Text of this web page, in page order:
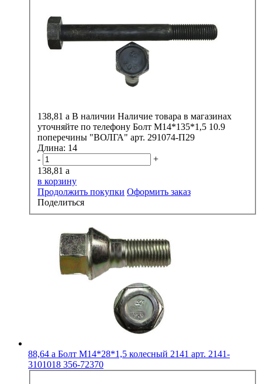
138,81 a В наличии Наличие товара в магазинах
уточняйте по телефону Болт М14*135*1,5 10.9
поперечины "ВОЛГА" арт. 291074-П29
Длина: 14
-
+
138,81 a
в корзину
Продолжить покупки Оформить заказ
Поделиться
88,64 a Болт М14*28*1,5 колесный 2141 арт. 2141-
3101018 356-72370